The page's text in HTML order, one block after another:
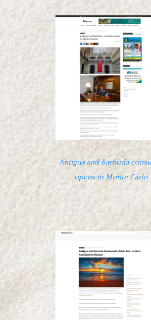
Antigua and Barbuda
opens in Monte Carlo